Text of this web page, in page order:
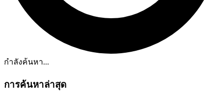
กำลังค้นหา...
การค้นหาล่าสุด